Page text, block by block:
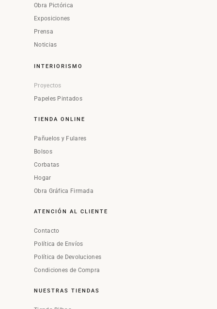
Obra Pictórica
Exposiciones
Prensa
Noticias
INTERIORISMO
Proyectos
Papeles Pintados
TIENDA ONLINE
Pañuelos y Fulares
Bolsos
Corbatas
Hogar
Obra Gráfica Firmada
ATENCIÓN AL CLIENTE
Contacto
Política de Envíos
Política de Devoluciones
Condiciones de Compra
NUESTRAS TIENDAS